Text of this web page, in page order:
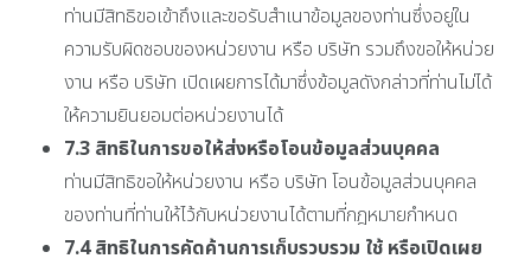
ท่านมีสิทธิขอเข้าถึงและขอรับสำเนาข้อมูลของท่านซึ่งอยู่ใน
ความรับผิดชอบของหน่วยงาน หรือ บริษัท รวมถึงขอให้หน่วย
งาน หรือ บริษัท เปิดเผยการได้มาซึ่งข้อมูลดังกล่าวที่ท่านไม่ได้
ให้ความยินยอมต่อหน่วยงานได้
7.3 สิทธิในการขอให้ส่งหรือโอนข้อมูลส่วนบุคคล
ท่านมีสิทธิขอให้หน่วยงาน หรือ บริษัท โอนข้อมูลส่วนบุคคล
ของท่านที่ท่านให้ไว้กับหน่วยงานได้ตามที่กฎหมายกำหนด
7.4สิทธิในการคัดค้านการเก็บรวบรวม ใช้ หรือเปิดเผย